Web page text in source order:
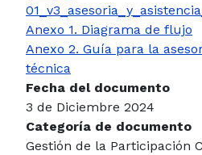
Anexo 1. Diagrama de flujo
Anexo 2. Guía para la
técnica
Fecha del documento
3 de Diciembre 2024
Categoría de documento
Gestión de la Participación